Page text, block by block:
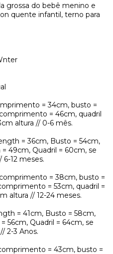
grossa do bebê menino e
quente infantil, terno para
= 34cm, busto =
= 46cm, quadril
altura // 0-6 mês.
= 36cm, Busto = 54cm,
49cm, Quadril = 60cm, se
6-12 meses.
= 38cm, busto =
= 53cm, quadril =
altura // 12-24 meses.
= 41cm, Busto = 58cm,
56cm, Quadril = 64cm, se
2-3 Anos.
= 43cm, busto =